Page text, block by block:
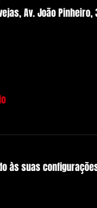
Av. João
às suas